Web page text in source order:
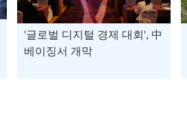
'글로벌 디지털 경제 대회', 中
베이징서 개막